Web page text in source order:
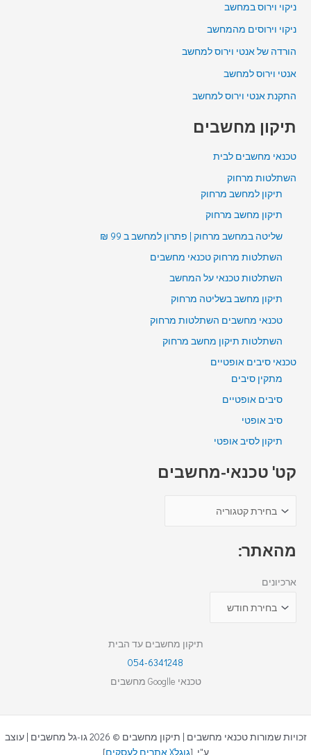
ניקוי וירוס במחשב
ניקוי וירוסים מהמחשב
הורדה של אנטי וירוס למחשב
אנטי וירוס למחשב
התקנת אנטי וירוס למחשב
תיקון מחשבים
טכנאי מחשבים לבית
השתלטות מרחוק
תיקון למחשב מרחוק
תיקון מחשב מרחוק
שליטה במחשב מרחוק | פתרון למחשב ב 99 ₪
השתלטות מרחוק טכנאי מחשבים
השתלטות טכנאי על המחשב
תיקון מחשב בשליטה מרחוק
טכנאי מחשבים השתלטות מרחוק
השתלטות תיקון מחשב מרחוק
טכנאי סיבים אופטיים
מתקין סיבים
סיבים אופטיים
סיב אופטי
תיקון לסיב אופטי
קט' טכנאי-מחשבים
מהאתר:
ארכיונים
תיקון מחשבים עד הבית
054-6341248
טכנאי Googlle מחשבים
זכויות שמורות טכנאי מחשבים | תיקון מחשבים © 2026 גו-גל מחשבים | עוצב
ע"י [גוגלX אתרים לעסקים ]